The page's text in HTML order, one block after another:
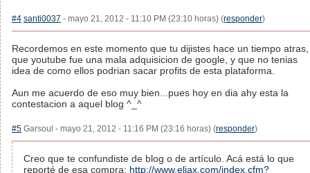
#4 santi0037 - mayo 21, 2012 - 11:10 PM (23:10 horas) (responder)
Recordemos en este momento que tu dijistes hace un tiempo atras,
que youtube fue una mala adquisicion de google, y que no tenias
idea de como ellos podrian sacar profits de esta plataforma.
Aun me acuerdo de eso muy bien...pues hoy en dia ahy esta la
contestacion a aquel blog ^_^
#5 Garsoul - mayo 21, 2012 - 11:16 PM (23:16 horas) (responder)
Creo que te confundiste de blog o de artículo. Acá está lo que
reporté de esa compra: http://www.eliax.com/index.cfm?